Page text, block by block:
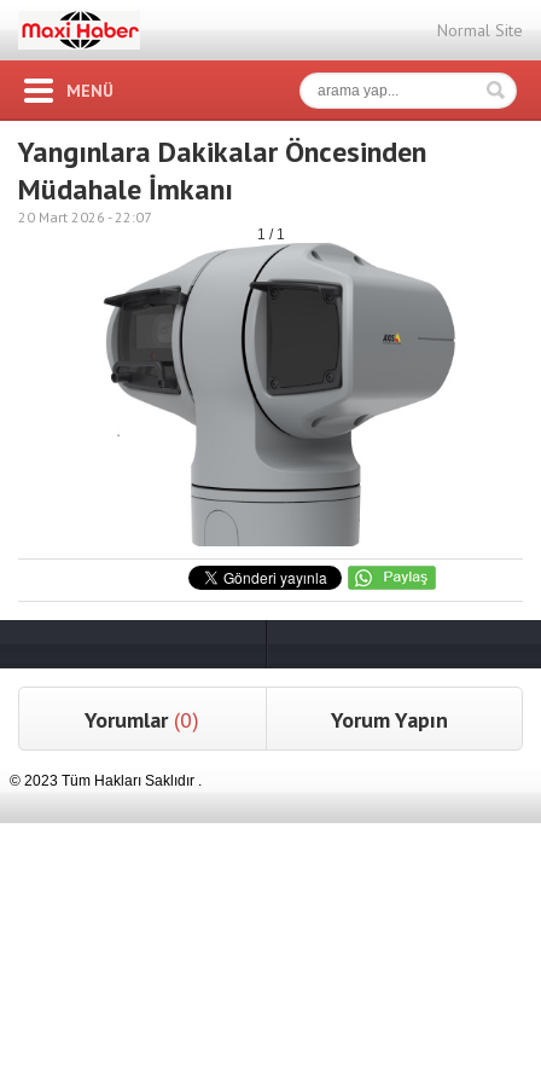
Normal Site
MENÜ
Yangınlara Dakikalar Öncesinden
Müdahale İmkanı
20 Mart 2026 -22:07
1 / 1
Yorumlar (0) Yorum Yapın
© 2023 Tüm Hakları Saklıdır .